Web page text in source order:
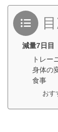
減量7日目
トレー
身体の
食事
おす